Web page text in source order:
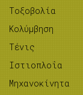
Tοξοβολία
Κολύμβηση
Τένις
Ιστιοπλοΐα
Μηχανοκίνητα